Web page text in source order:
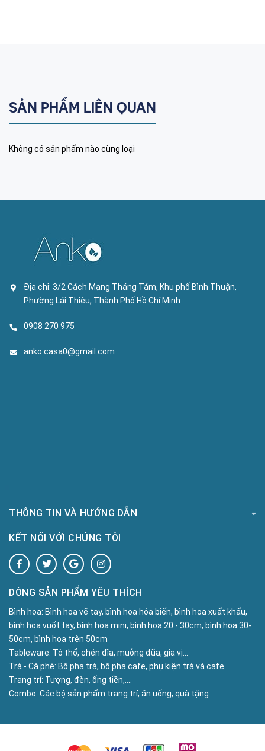
SẢN PHẨM LIÊN QUAN
Không có sản phẩm nào cùng loại
Địa chỉ: 3/2 Cách Mạng Tháng Tám, Khu phố Bình Thuận,
Phường Lái Thiêu, Thành Phố Hồ Chí Minh
0908 270 975
anko.casa0@gmail.com
THÔNG TIN VÀ HƯỚNG DẪN
KẾT NỐI VỚI CHÚNG TÔI
DÒNG SẢN PHẨM YÊU THÍCH
Bình hoa: Bình hoa vẽ tay, bình hoa hỏa biến, bình hoa xuất khấu,
bình hoa vuốt tay, bình hoa mini, bình hoa 20 - 30cm, bình hoa 30-
50cm, bình hoa trên 50cm
Tableware: Tô thố, chén đĩa, muỗng đũa, gia vị...
Trà - Cà phê: Bộ pha trà, bộ pha cafe, phụ kiện trà và cafe
Trang trí: Tượng, đèn, ống tiền,....
Combo: Các bộ sản phẩm trang trí, ăn uống, quà tặng